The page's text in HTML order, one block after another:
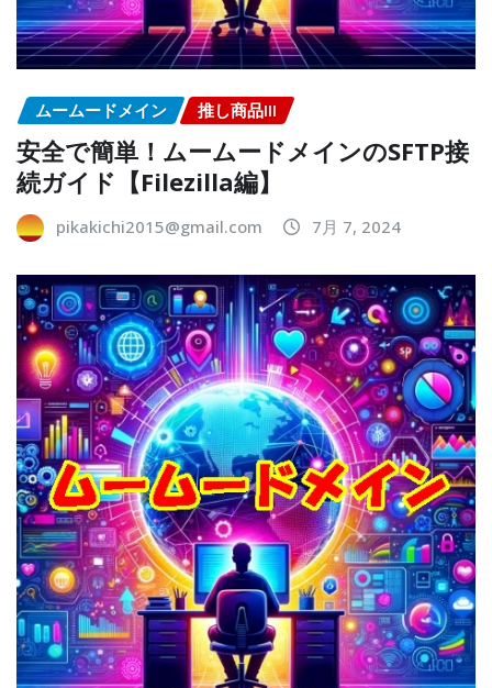
ムームードメイン 推し商品III
安全で簡単！ムームードメインのSFTP接
続ガイド【Filezilla編】
pikakichi2015@gmail.com 7月 7, 2024